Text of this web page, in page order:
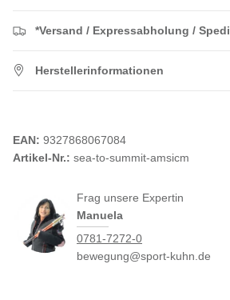
*Versand / Expressabholung /
Herstellerinformationen
EAN: 9327868067084
Artikel-Nr.: sea-to-summit-amsicm
Frag unsere Expertin
Manuela
0781-7272-0
bewegung@sport-kuhn.de